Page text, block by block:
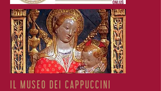
IL MUSEO DEI CAPPUCCINI